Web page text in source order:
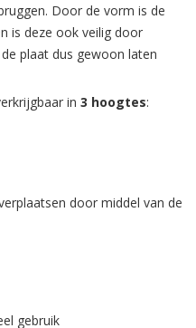
Door de vorm is de
is deze ook veilig door
plaat dus gewoon laten
in 3 hoogtes:
door middel van de
gebruik